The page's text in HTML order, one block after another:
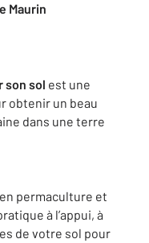
Maurin
son sol est une
obtenir un beau
dans une terre
permaculture et
à l’appui, à
de votre sol pour